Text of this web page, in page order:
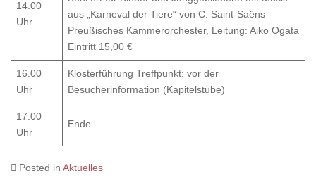
14.00
Uhr
aus „Karneval der Tiere“ von C. Saint-Saëns
Preußisches Kammerorchester, Leitung: Aiko Ogata
Eintritt 15,00 €
16.00
Uhr
Klosterführung Treffpunkt: vor der
Besucherinformation (Kapitelstube)
17.00
Uhr
Ende
Posted in Aktuelles